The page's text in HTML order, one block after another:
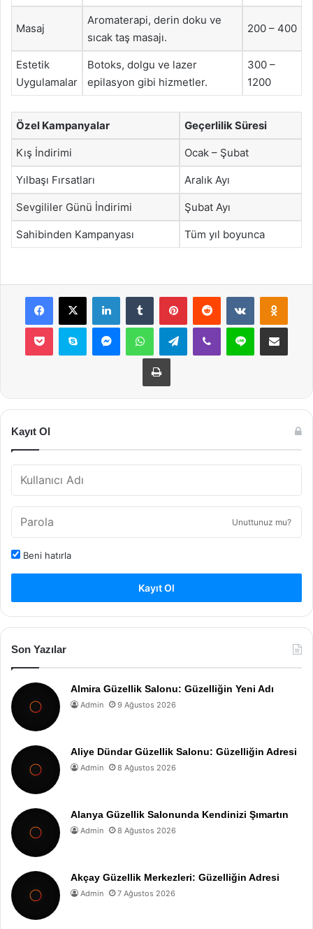
Masaj
Aromaterapi, derin doku ve
sıcak taş masajı.
200 – 400
Estetik
Uygulamalar
Botoks, dolgu ve lazer
epilasyon gibi hizmetler.
300 –
1200
Özel Kampanyalar Geçerlilik Süresi
Kış İndirimi Ocak – Şubat
Yılbaşı Fırsatları Aralık Ayı
Sevgililer Günü İndirimi Şubat Ayı
Sahibinden Kampanyası Tüm yıl boyunca
Facebook
X LinkedInTumblr PinterestReddit VKontakte
Pocket Skype MessengerWhatsAppTelegramViber Line E-Posta ile
Yazdır
Kayıt Ol
Unuttunuz mu?
Beni hatırla
Kayıt Ol
Son Yazılar
Almira Güzellik Salonu: Güzelliğin Yeni Adı
Admin 9 Ağustos 2026
Aliye Dündar Güzellik Salonu: Güzelliğin Adresi
Admin 8 Ağustos 2026
Alanya Güzellik Salonunda Kendinizi Şımartın
Admin 8 Ağustos 2026
Akçay Güzellik Merkezleri: Güzelliğin Adresi
Admin 7 Ağustos 2026